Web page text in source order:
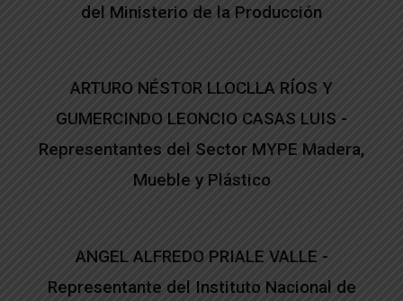
del Ministerio de la Producción
ARTURO NÉSTOR LLOCLLA RÍOS Y
GUMERCINDO LEONCIO CASAS LUIS -
Representantes del Sector MYPE Madera,
Mueble y Plástico
ANGEL ALFREDO PRIALE VALLE -
Representante del Instituto Nacional de